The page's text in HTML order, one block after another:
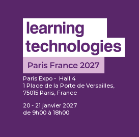
Paris Expo - Hall 4
1 Place de la Porte de Versailles,
75015 Paris, France
20 - 21 janvier 2027
de 9h00 à 18h00